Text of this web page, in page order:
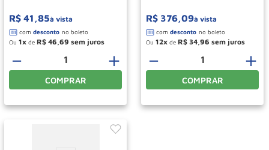
R$ 41 ,85à vista
Ou 1 de R$ 46 69
＋
－
COMPRAR
R$ 376,09à vista
Ou 12 de R$ 34 96
＋
－
COMPRAR